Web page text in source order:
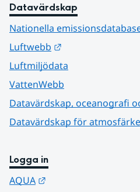
Datavärdskap
Nationella
Luftwebb
Luftmiljödata
VattenWebb
Datavärdskap, oceanografi
Datavärdskap för
Logga in
AQUA